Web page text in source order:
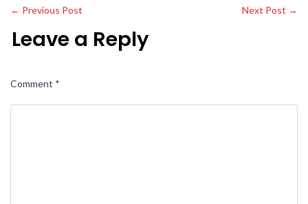
← Previous Post Next Post →
Leave a Reply
Comment *